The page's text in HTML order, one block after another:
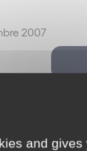
2007
and